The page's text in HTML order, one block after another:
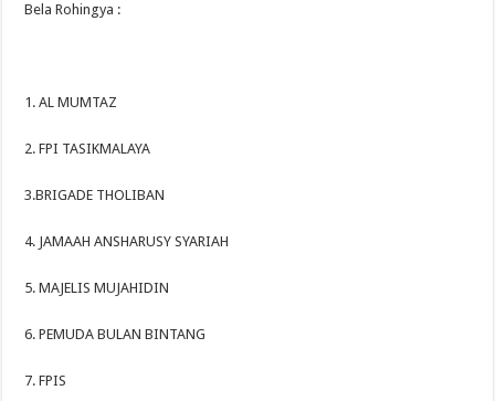
Bela Rohingya :
1. AL MUMTAZ
2. FPI TASIKMALAYA
3.BRIGADE THOLIBAN
4. JAMAAH ANSHARUSY SYARIAH
5. MAJELIS MUJAHIDIN
6. PEMUDA BULAN BINTANG
7. FPIS